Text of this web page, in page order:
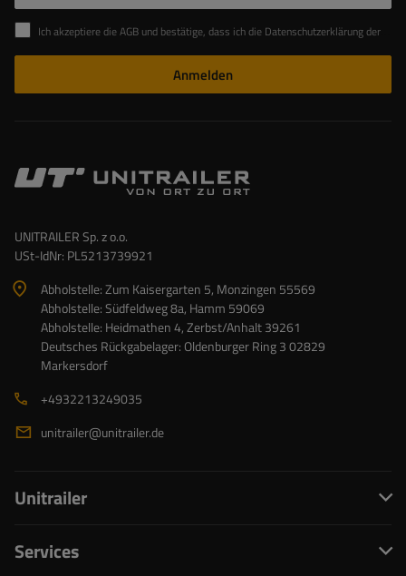
Ich akzeptiere die AGB und bestätige, dass ich die Datenschutzerklärung der Website zur Kenntnis genommen habe
Anmelden
UNITRAILER Sp. z o.o.
USt-IdNr: PL5213739921
Abholstelle: Zum Kaisergarten 5, Monzingen 55569
Abholstelle: Südfeldweg 8a, Hamm 59069
Abholstelle: Heidmathen 4, Zerbst/Anhalt 39261
Deutsches Rückgabelager: Oldenburger Ring 3 02829
Markersdorf
+4932213249035
unitrailer@unitrailer.de
Unitrailer
Services